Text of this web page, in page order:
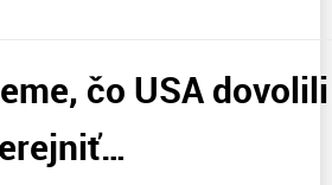
čo USA